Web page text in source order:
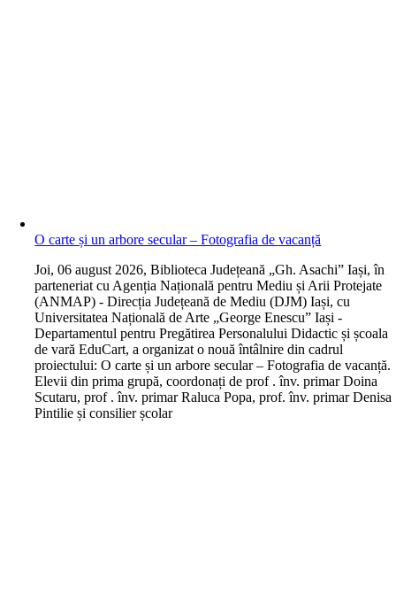
O carte și un arbore secular – Fotografia de vacanță
Joi, 06 august 2026, Biblioteca Județeană „Gh. Asachi” Iași, în
parteneriat cu Agenția Națională pentru Mediu și Arii Protejate
(ANMAP) - Direcția Județeană de Mediu (DJM) Iași, cu
Universitatea Națională de Arte „George Enescu” Iași -
Departamentul pentru Pregătirea Personalului Didactic și școala
de vară EduCart, a organizat o nouă întâlnire din cadrul
proiectului: O carte și un arbore secular – Fotografia de vacanță.
Elevii din prima grupă, coordonați de prof . înv. primar Doina
Scutaru, prof . înv. primar Raluca Popa, prof. înv. primar Denisa
Pintilie și consilier școlar